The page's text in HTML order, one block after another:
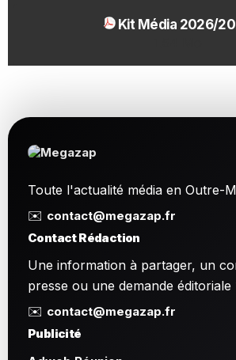
Kit Média 2026/
Toute l'actualité média en Outre-
✉️ contact@megazap.fr
Contact Rédaction
Une information à partager, un
presse ou une demande éditoriale
✉️ contact@megazap.fr
Publicité